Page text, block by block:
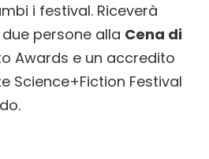
i festival. Riceverà
persone alla Cena di
Awards e un accredito
Science+Fiction Festival